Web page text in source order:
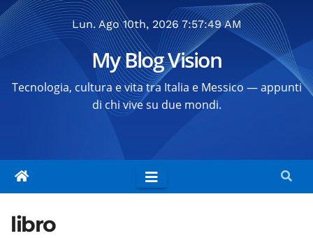
Salta
al
contenuto
Lun. Ago 10th, 20267:57:50 AM
My Blog Vision
Tecnologia, cultura e vita tra Italia e Messico — appunti
di chi vive su due mondi.
libro